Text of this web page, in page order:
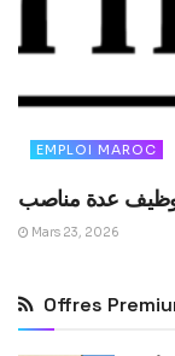
EMPLOI MAROC
عدة مناصب
Mars 23, 2026
Offres